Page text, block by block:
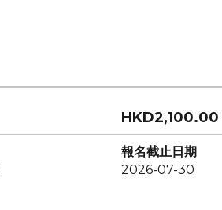
HKD2,100.00
報名截止日期
2026-07-30